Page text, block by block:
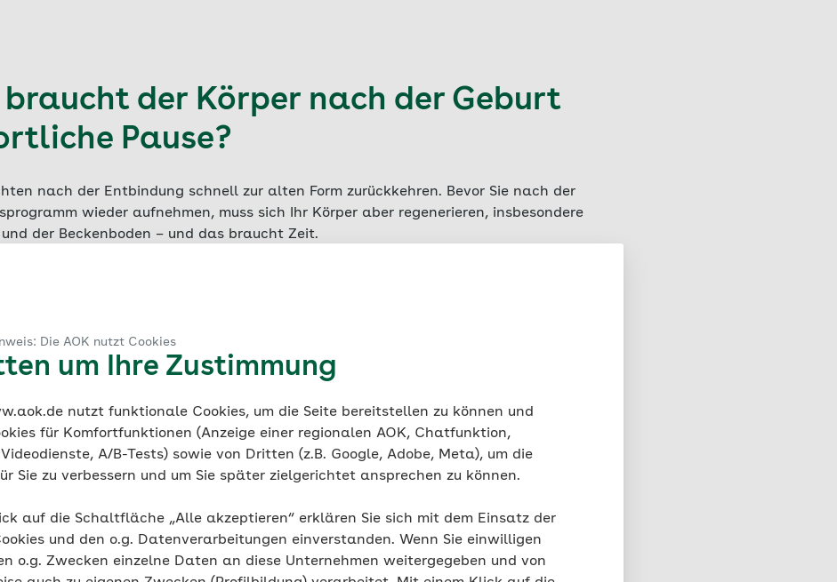
Die AOK nutzt Cookies
um Ihre Zustimmung
nutzt funktionale Cookies, um die Seite bereitstellen zu können und
für Komfortfunktionen (Anzeige einer regionalen AOK, Chatfunktion,
A/B-Tests) sowie von Dritten (z.B. Google, Adobe, Meta), um die
Sie zu verbessern und um Sie später zielgerichtet ansprechen zu können.
auf die Schaltfläche „Alle akzeptieren“ erklären Sie sich mit dem Einsatz der
und den o.g. Datenverarbeitungen einverstanden. Wenn Sie einwilligen
o.g. Zwecken einzelne Daten an diese Unternehmen weitergegeben und von
der Körper nach der Geburt
Pause?
nach der Entbindung schnell zur alten Form zurückkehren. Bevor Sie nach der
wieder aufnehmen, muss sich Ihr Körper aber regenerieren, insbesondere
der Beckenboden – und das braucht Zeit.
um sich von den Strapazen der Schwangerschaft und der Geburt zu erholen.
der Körper eine komplette Umstellung in dieser Zeit:
Milchbildung und Beginn der Stillbeziehung zum Baby.
stellt er dabei auch seinen „Normalzustand“ wieder her: Die Organe schieben sich
Platz, das Bindegewebe strafft sich, Bänder und Sehnen müssen sich
und Risse heilen. Der Beckenboden braucht dabei einen sanften
sechs bis neun Monate nach der Geburt ist er wieder voll belastbar.
dauertnach einer vaginalen Geburt etwa vier bis sechs Wochen.
oder
nach einem Kaiserschnittdauert die Regenerationsphase sechs bis